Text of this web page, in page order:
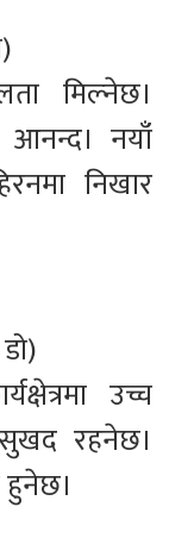
मिल्नेछ।
आनन्द। नयाँ
निखार
उच्च
सुखद रहनेछ।
हुनेछ।